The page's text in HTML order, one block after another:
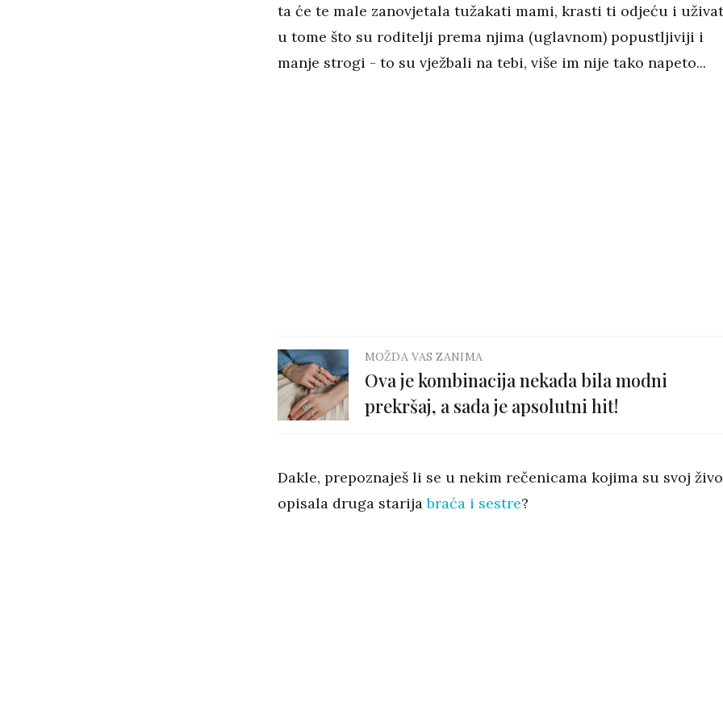
ta će te male zanovjetala tužakati mami, krasti ti odjeću i
u tome što su roditelji prema njima (uglavnom) popustljiviji i
manje strogi - to su vježbali na tebi, više im nije tako napeto...
MOŽDA VAS ZANIMA
Ova je kombinacija nekada bila modni
prekršaj, a sada je apsolutni hit!
Dakle, prepoznaješ li se u nekim rečenicama kojima su svoj
opisala druga starijabraća i sestre?